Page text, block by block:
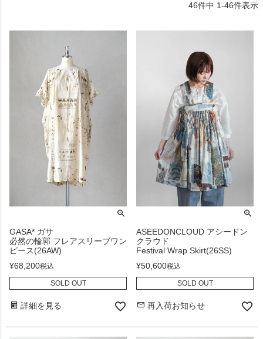
46件中 1-46件表示
GASA* ガサ
必然の輪郭 フレアスリーブワン
ピース(26AW)
¥68,200税込
SOLD OUT
詳細を見る
ASEEDONCLOUD アシードン
クラウド
Festival Wrap Skirt(26SS)
¥50,600税込
SOLD OUT
再入荷お知らせ